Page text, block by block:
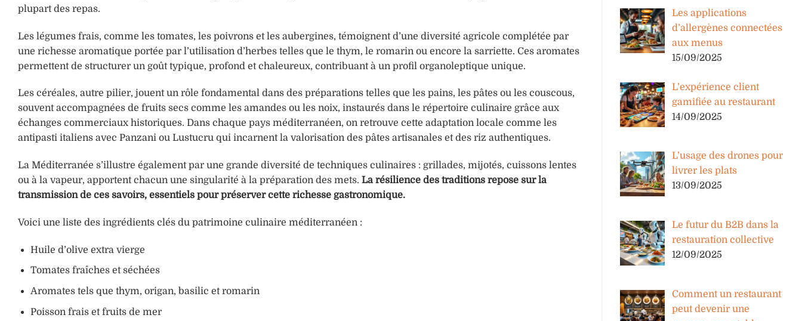
plupart des repas.
Les légumes frais, comme les tomates, les poivrons et les aubergines, témoignent d’une diversité agricole complétée par
une richesse aromatique portée par l’utilisation d’herbes telles que le thym, le romarin ou encore la sarriette. Ces aromates
permettent de structurer un goût typique, profond et chaleureux, contribuant à un profil organoleptique unique.
Les céréales, autre pilier, jouent un rôle fondamental dans des préparations telles que les pains, les pâtes ou les couscous,
souvent accompagnées de fruits secs comme les amandes ou les noix, instaurés dans le répertoire culinaire grâce aux
échanges commerciaux historiques. Dans chaque pays méditerranéen, on retrouve cette adaptation locale comme les
antipasti italiens avec Panzani ou Lustucru qui incarnent la valorisation des pâtes artisanales et des riz authentiques.
La Méditerranée s’illustre également par une grande diversité de techniques culinaires : grillades, mijotés, cuissons lentes
ou à la vapeur, apportent chacun une singularité à la préparation des mets. La résilience des traditions repose sur la
transmission de ces savoirs, essentiels pour préserver cette richesse gastronomique.
Voici une liste des ingrédients clés du patrimoine culinaire méditerranéen :
Huile d’olive extra vierge
Tomates fraîches et séchées
Aromates tels que thym, origan, basilic et romarin
Poisson frais et fruits de mer
Les applications
d’allergènes connectées
aux menus
15/09/2025
L’expérience client
gamifiée au restaurant
14/09/2025
L’usage des drones pour
livrer les plats
13/09/2025
Le futur du B2B dans la
restauration collective
12/09/2025
Comment un restaurant
peut devenir une